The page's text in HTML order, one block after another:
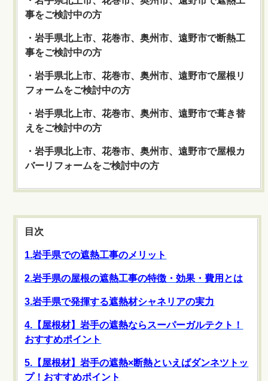
事をご検討中の方
・岩手県北上市、花巻市、奥州市、遠野市で断熱工
事をご検討中の方
・岩手県北上市、花巻市、奥州市、遠野市で屋根リ
フォームをご検討中の方
・岩手県北上市、花巻市、奥州市、遠野市で葺き替
えをご検討中の方
・岩手県北上市、花巻市、奥州市、遠野市で屋根カ
バーリフォームをご検討中の方
目次
1.岩手県での遮熱工事のメリット
2.岩手県の屋根の遮熱工事の特徴・効果・費用とは
3.岩手県で発揮する遮熱材シャネリアの実力
4.【屋根材】岩手の遮熱ならスーパーガルテクト！
おすすめポイント
5.【屋根材】岩手の遮熱×断熱といえばダンネツトッ
プ！おすすめポイント